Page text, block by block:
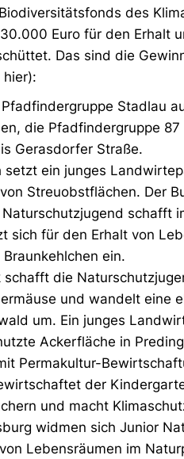
des
Euro für den Erhalt
Das sind die
hier):
Stadlau
die Pfadfindergruppe
Gerasdorfer Straße.
setzt ein junges
Streuobstflächen. Der
schafft
sich für den Erhalt von
ein.
schafft die
und wandelt eine
um. Ein junges
Ackerfläche in
Permakultur-
der
und macht
widmen sich Junior
Lebensräumen im